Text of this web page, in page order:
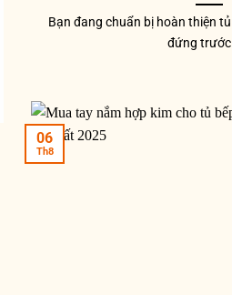
Bạn đang chuẩn bị hoàn thiện
đứng trước
06
Th8